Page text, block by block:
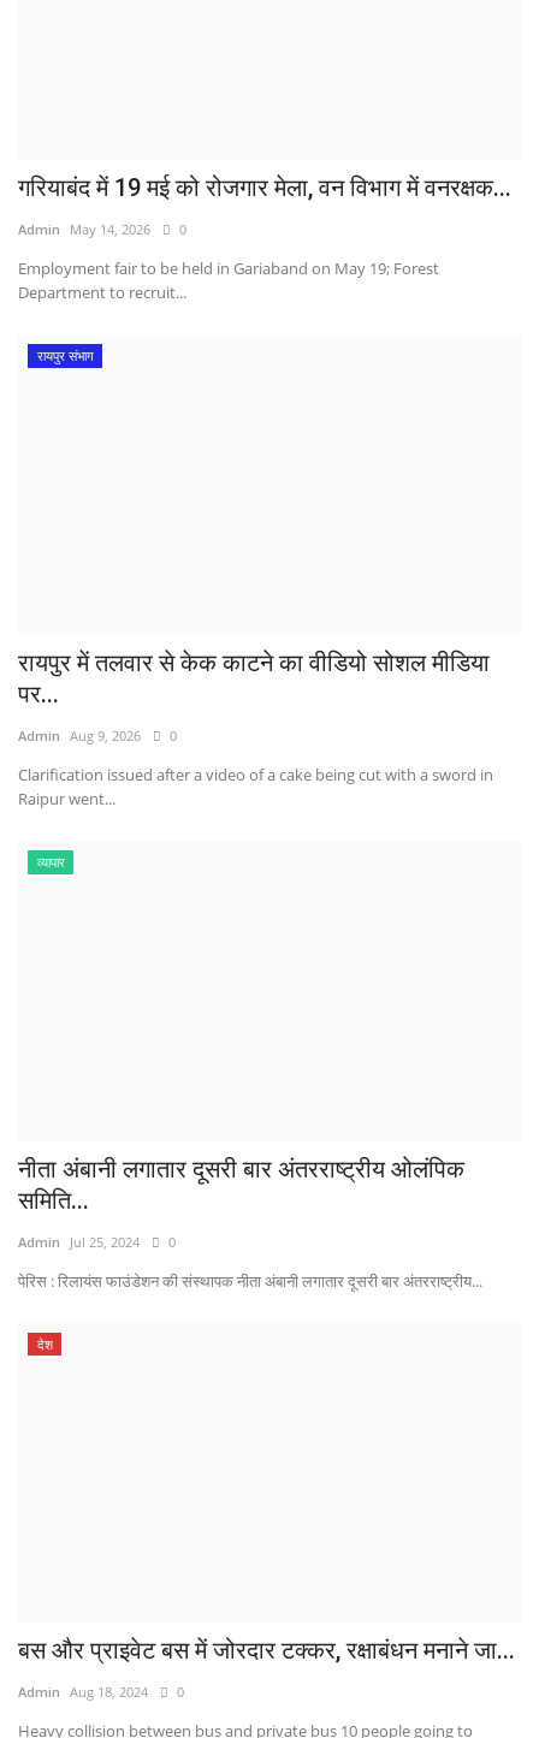
गरियाबंद में 19 मई को रोजगार मेला, वन विभाग में वनरक्षक...
Admin May 14, 2026 0
Employment fair to be held in Gariaband on May 19; Forest
Department to recruit...
रायपुर संभाग
रायपुर में तलवार से केक काटने का वीडियो सोशल मीडिया
पर...
Admin Aug 9, 2026 0
Clarification issued after a video of a cake being cut with a sword in
Raipur went...
व्यापार
नीता अंबानी लगातार दूसरी बार अंतरराष्ट्रीय ओलंपिक
समिति...
Admin Jul 25, 2024 0
पेरिस : रिलायंस फाउंडेशन की संस्थापक नीता अंबानी लगातार दूसरी बार अंतरराष्ट्रीय...
देश
बस और प्राइवेट बस में जोरदार टक्कर, रक्षाबंधन मनाने जा...
Admin Aug 18, 2024 0
Heavy collision between bus and private bus 10 people going to